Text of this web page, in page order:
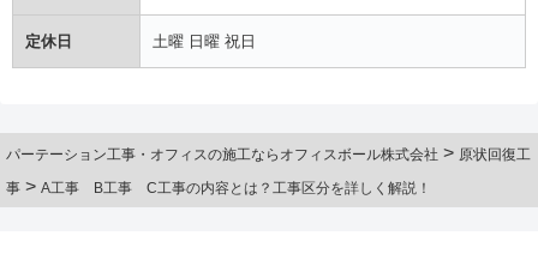
定休日 土曜 日曜 祝日
パーテーション工事・オフィスの施工ならオフィスボール株式会社 > 原状回復工
事 > A工事 B工事 C工事の内容とは？工事区分を詳しく解説！